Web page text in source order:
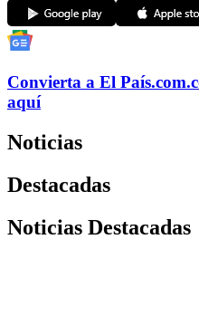
Convierta a El País
aquí
Noticias
Destacadas
Noticias Destacadas